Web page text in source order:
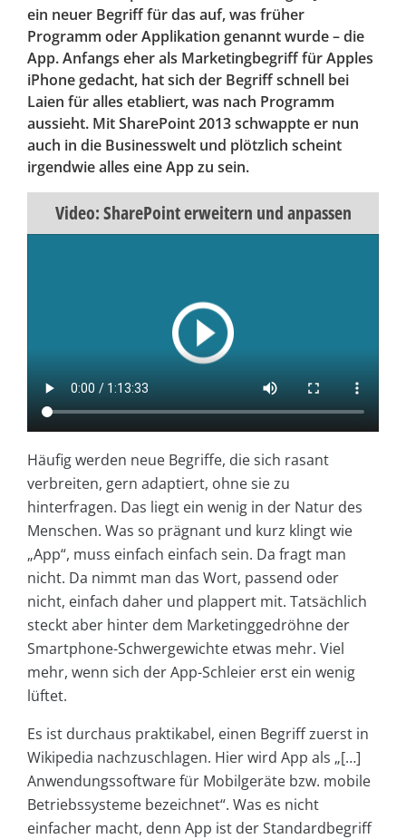
ein neuer Begriff für das auf, was früher
Programm oder Applikation genannt wurde – die
App. Anfangs eher als Marketingbegriff für Apples
iPhone gedacht, hat sich der Begriff schnell bei
Laien für alles etabliert, was nach Programm
aussieht. Mit SharePoint 2013 schwappte er nun
auch in die Businesswelt und plötzlich scheint
irgendwie alles eine App zu sein.
Video: SharePoint erweitern und anpassen
Häufig werden neue Begriffe, die sich rasant
verbreiten, gern adaptiert, ohne sie zu
hinterfragen. Das liegt ein wenig in der Natur des
Menschen. Was so prägnant und kurz klingt wie
„App“, muss einfach einfach sein. Da fragt man
nicht. Da nimmt man das Wort, passend oder
nicht, einfach daher und plappert mit. Tatsächlich
steckt aber hinter dem Marketinggedröhne der
Smartphone-Schwergewichte etwas mehr. Viel
mehr, wenn sich der App-Schleier erst ein wenig
lüftet.
Es ist durchaus praktikabel, einen Begriff zuerst in
Wikipedia nachzuschlagen. Hier wird App als „[…]
Anwendungssoftware für Mobilgeräte bzw. mobile
Betriebssysteme bezeichnet“. Was es nicht
einfacher macht, denn App ist der Standardbegriff